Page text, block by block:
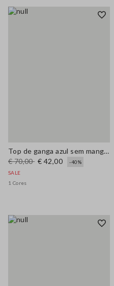
Top de ganga azul sem mangas em algodão elástico ajuste regular
€ 70,00 € 42,00
-40%
SALE
1 Cores